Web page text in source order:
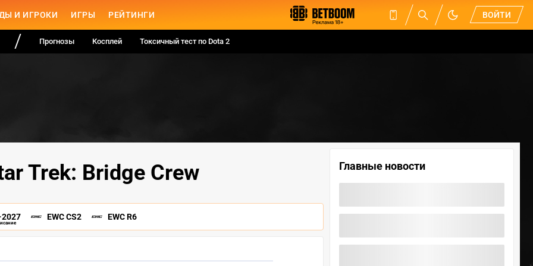
И ИГРОКИ ИГРЫ РЕЙТИНГИ ВОЙТИ
Прогнозы Косплей Токсичный тест по Dota 2
Trek: Bridge Crew
EWC CS2 EWC R6
Главные новости